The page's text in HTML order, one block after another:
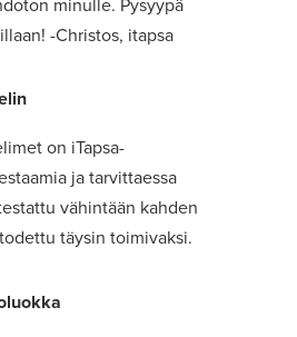
minulle. Pysyypä
-Christos, itapsa
on iTapsa-
ja tarvittaessa
vähintään kahden
täysin toimivaksi.